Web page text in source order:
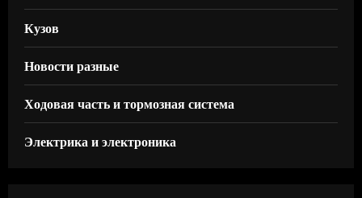
Кузов
Новости разные
Ходовая часть и тормозная система
Электрика и электроника